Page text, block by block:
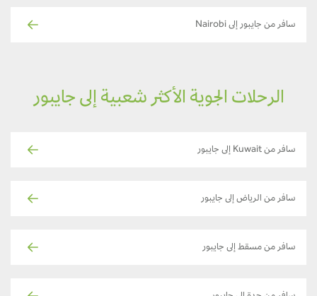
سافر من جايبور إلى Nairobi
الرحلات الجوية الأكثر شعبية إلى جايبور
سافر من Kuwait إلى جايبور
سافر من الرياض إلى جايبور
سافر من مسقط إلى جايبور